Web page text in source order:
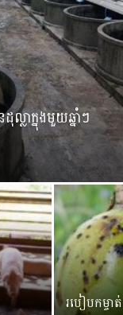
លាក្នុងមួយឆ្នាំៗ
របៀបកម្ចា